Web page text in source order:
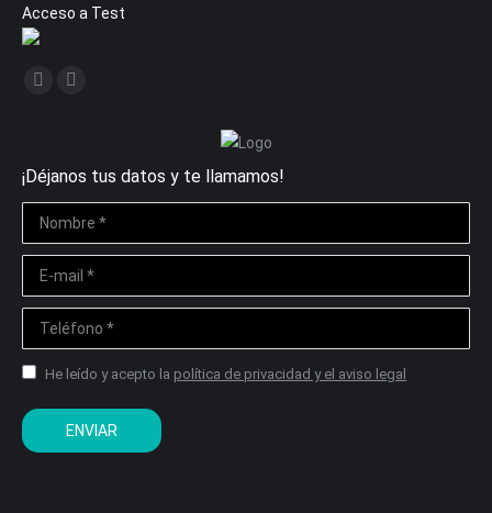
Acceso a Test
Encuéntranos en:
in
new
in
new
¡Déjanos tus datos y te llamamos!
Nombre *
E-mail *
Teléfono *
He leído y acepto la política de privacidad y el aviso legal
ENVIAR